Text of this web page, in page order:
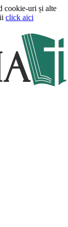
cookie-uri și alte
click aici